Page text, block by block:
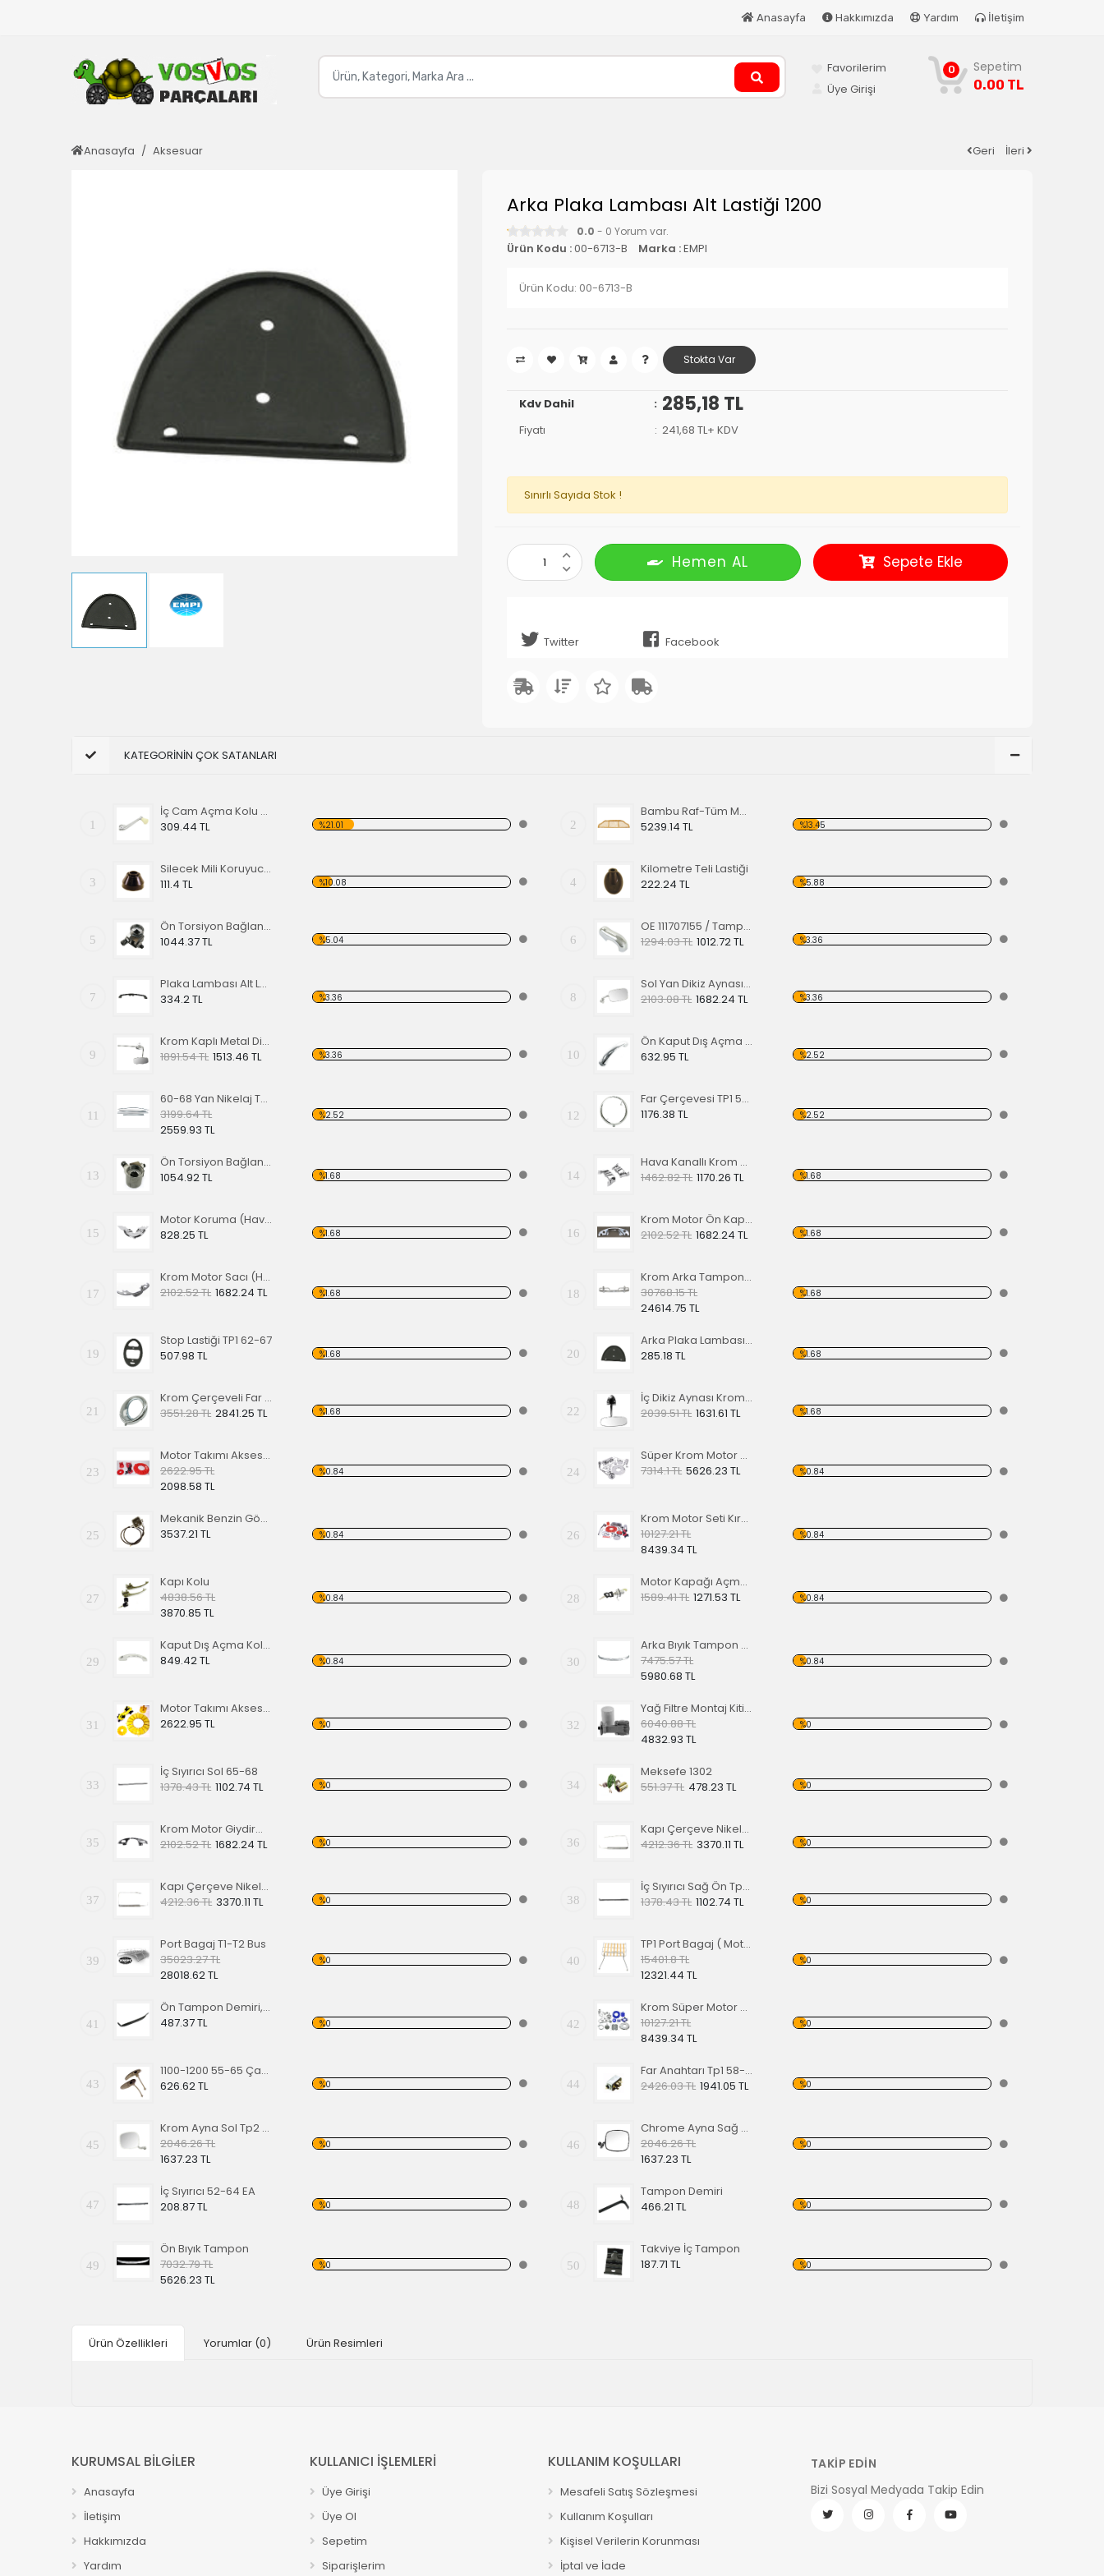
Anasayfa Hakkımızda Yardım İletişim
0 Sepetim
0.00 TL
Favorilerim
Üye Girişi
Anasayfa Aksesuar Geri İleri
Arka Plaka Lambası Alt Lastiği 1200
0.0 - 0 Yorum var.
Ürün Kodu :00-6713-B Marka :EMPI
Ürün Kodu: 00-6713-B
Stokta Var
Kdv Dahil 285,18 TL
Fiyatı 241,68 TL+ KDV
Sınırlı Sayıda Stok !
Hemen AL Sepete Ekle
Twitter Facebook
KATEGORİNİN ÇOK SATANLARI
1
İç Cam Açma Kolu Kemik Renk-56-67 EA
309.44 TL
%21.01 2
Bambu Raf-Tüm Modeller İçin
5239.14 TL
%13.45
3
Silecek Mili Koruyucu Kapak
111.4 TL
%10.08 4
Kilometre Teli Lastiği
222.24 TL
%5.88
5
Ön Torsiyon Bağlantı Ayarlayıcı (ADJUSTER ) 60-65
1044.37 TL
%5.04 6
OE 111707155 / Tampon (Babası) Koruma Krom 1200-1300 52-67
1294.03 TL 1012.72 TL %3.36
7
Plaka Lambası Alt Lastiği 67-79 EA
334.2 TL
%3.36 8
Sol Yan Dikiz Aynası Krom 68-79
2103.08 TL 1682.24 TL %3.36
9
Krom Kaplı Metal Dikiz Aynası 57
1891.54 TL 1513.46 TL %3.36 10
Ön Kaput Dış Açma Kolu Nikelajlı 52-67
632.95 TL
%2.52
11
60-68 Yan Nikelaj Takımı Kalın Tip
3199.64 TL
2559.93 TL
%2.52 12
Far Çerçevesi TP1 50-66 TP2 50-67
1176.38 TL
%2.52
13
Ön Torsiyon Bağlantı Ayarlayıcı (ADJUSTER ) 66 Ve Üstü Modeller İçin
1054.92 TL
%1.68 14
Hava Kanallı Krom Motor Arka Kapağı
1462.82 TL 1170.26 TL %1.68
15
Motor Koruma (Havuz) Sacı Alt Krom
828.25 TL
%1.68 16
Krom Motor Ön Kapağı (Havuz) Nikelajlı
2102.52 TL 1682.24 TL %1.68
17
Krom Motor Sacı (Havuz)
2102.52 TL 1682.24 TL %1.68 18
Krom Arka Tampon 55-67 Model,Borulu Tip
30768.15 TL
24614.75 TL
%1.68
19
Stop Lastiği TP1 62-67
507.98 TL
%1.68 20
Arka Plaka Lambası Alt Lastiği 1200
285.18 TL
%1.68
21
Krom Çerçeveli Far 1200 60-67
3551.28 TL 2841.25 TL %1.68 22
İç Dikiz Aynası Krom Tp1 58-64
2039.51 TL 1631.61 TL %1.68
23
Motor Takımı Aksesuar Kiti Kırmızı
2622.95 TL
2098.58 TL
%0.84 24
Süper Krom Motor Takımı
7314.1 TL 5626.23 TL %0.84
25
Mekanik Benzin Göstergesi 1962-1967 Model OE 113919029
3537.21 TL
%0.84 26
Krom Motor Seti Kırmızı Süper Delüks
10127.21 TL
8439.34 TL
%0.84
27
Kapı Kolu
4838.56 TL
3870.85 TL
%0.84 28
Motor Kapağı Açma Kilidi 67-71
1589.41 TL 1271.53 TL %0.84
29
Kaput Dış Açma Kolu TİP 1 68-79
849.42 TL
%0.84 30
Arka Bıyık Tampon 52-67
7475.57 TL
5980.68 TL
%0.84
31
Motor Takımı Aksesuar Kiti Sarı
2622.95 TL
%0 32
Yağ Filtre Montaj Kiti,Yağ Filtresi Dahil
6040.88 TL
4832.93 TL
%0
33
İç Sıyırıcı Sol 65-68
1378.43 TL 1102.74 TL %0 34
Meksefe 1302
551.37 TL 478.23 TL %0
35
Krom Motor Giydirme Kapağı
2102.52 TL 1682.24 TL %0 36
Kapı Çerçeve Nikelajı 65 Sol Ön
4212.36 TL 3370.11 TL %0
37
Kapı Çerçeve Nikelajı 65 Sağ Ön
4212.36 TL 3370.11 TL %0 38
İç Sıyırıcı Sağ Ön Tp1 69
1378.43 TL 1102.74 TL %0
39
Port Bagaj T1-T2 Bus
35023.27 TL
28018.62 TL
%0 40
TP1 Port Bagaj ( Motor Kaput Üstü )
15401.8 TL
12321.44 TL
%0
41
Ön Tampon Demiri, 55-67 EA
487.37 TL
%0 42
Krom Süper Motor Seti, Mavi
10127.21 TL
8439.34 TL
%0
43
1100-1200 55-65 Çamurluk Sinyali Alt Lastiği Takımı
626.62 TL
%0 44
Far Anahtarı Tp1 58-67 Tp2 68-70 Tp3 64-67
2426.03 TL 1941.05 TL %0
45
Krom Ayna Sol Tp2 68-79
2046.26 TL
1637.23 TL
%0 46
Chrome Ayna Sağ Tp2 68-79
2046.26 TL
1637.23 TL
%0
47
İç Sıyırıcı 52-64 EA
208.87 TL
%0 48
Tampon Demiri
466.21 TL
%0
49
Ön Bıyık Tampon
7032.79 TL
5626.23 TL
%0 50
Takviye İç Tampon
187.71 TL
%0
Ürün Özellikleri Yorumlar (0) Ürün Resimleri
KURUMSAL BİLGİLER
Anasayfa
İletişim
Hakkımızda
Yardım
KULLANICI İŞLEMLERİ
Üye Girişi
Üye Ol
Sepetim
Siparişlerim
KULLANIM KOŞULLARI
Mesafeli Satış Sözleşmesi
Kullanım Koşulları
Kişisel Verilerin Korunması
İptal ve İade
TAKİP EDİN
Bizi Sosyal Medyada Takip Edin